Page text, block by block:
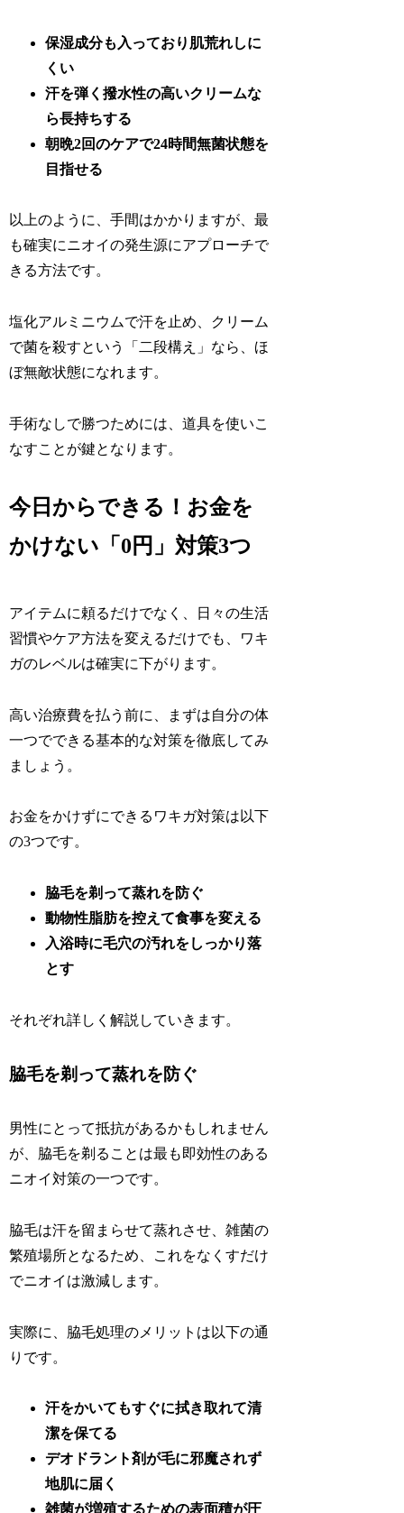
保湿成分も入っており肌荒れしに
くい
汗を弾く撥水性の高いクリームな
ら長持ちする
朝晩2回のケアで24時間無菌状態を
目指せる
以上のように、手間はかかりますが、最
も確実にニオイの発生源にアプローチで
きる方法です。
塩化アルミニウムで汗を止め、クリーム
で菌を殺すという「二段構え」なら、ほ
ぼ無敵状態になれます。
手術なしで勝つためには、道具を使いこ
なすことが鍵となります。
今日からできる！お金を
かけない「0円」対策3つ
アイテムに頼るだけでなく、日々の生活
習慣やケア方法を変えるだけでも、ワキ
ガのレベルは確実に下がります。
高い治療費を払う前に、まずは自分の体
一つでできる基本的な対策を徹底してみ
ましょう。
お金をかけずにできるワキガ対策は以下
の3つです。
脇毛を剃って蒸れを防ぐ
動物性脂肪を控えて食事を変える
入浴時に毛穴の汚れをしっかり落
とす
それぞれ詳しく解説していきます。
脇毛を剃って蒸れを防ぐ
男性にとって抵抗があるかもしれません
が、脇毛を剃ることは最も即効性のある
ニオイ対策の一つです。
脇毛は汗を留まらせて蒸れさせ、雑菌の
繁殖場所となるため、これをなくすだけ
でニオイは激減します。
実際に、脇毛処理のメリットは以下の通
りです。
汗をかいてもすぐに拭き取れて清
潔を保てる
デオドラント剤が毛に邪魔されず
地肌に届く
雑菌が増殖するための表面積が圧